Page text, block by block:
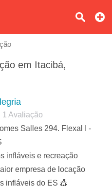
em Itacibá,
1 Avaliação
Salles 294. Flexal I -
infláveis e recreação
empresa de locação
infláveis do ES 🎪